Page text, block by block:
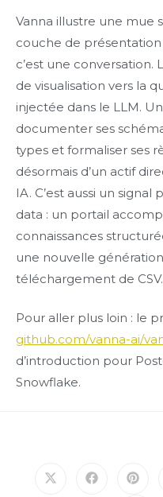
Vanna illustre une mue
couche de présentation
c’est une conversation.
de visualisation vers la
injectée dans le LLM.
documenter ses
types et formaliser ses
désormais d’un actif
IA. C’est aussi un
data : un portail
connaissances
une nouvelle
téléchargement de CSV.
Pour aller plus loin : le
github.com/vanna-ai/
d’introduction pour
Snowflake.
Ouvrir Ouvrir Ouvrir